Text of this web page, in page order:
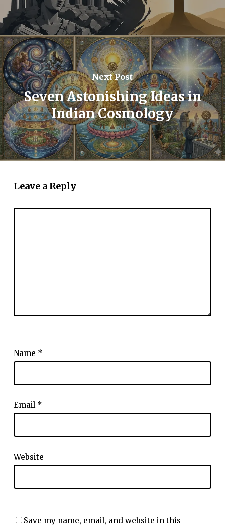
Next Post
Seven Astonishing Ideas in
Indian Cosmology
Leave a Reply
Name *
Email *
Website
Save my name, email, and website in this